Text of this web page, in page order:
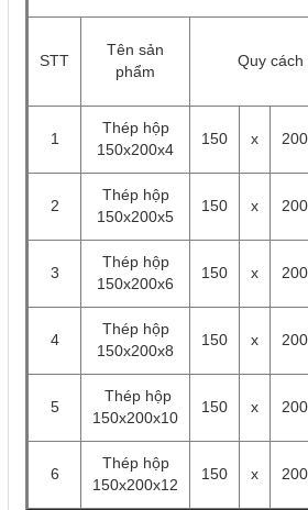
STT
Tên sản
phẩm
Quy cách
1
Thép hộp
150x200x4
150 x 200
2
Thép hộp
150x200x5
150 x 200
3
Thép hộp
150x200x6
150 x 200
4
Thép hộp
150x200x8
150 x 200
5
Thép hộp
150x200x10
150 x 200
6
Thép hộp
150x200x12
150 x 200